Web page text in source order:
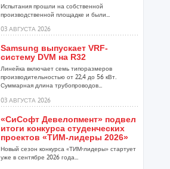
Испытания прошли на собственной
производственной площадке и были...
03 АВГУСТА 2026
Samsung выпускает VRF-
систему DVM на R32
Линейка включает семь типоразмеров
производительностью от 22,4 до 56 кВт.
Суммарная длина трубопроводов...
03 АВГУСТА 2026
«СиСофт Девелопмент» подвел
итоги конкурса студенческих
проектов «ТИМ-лидеры 2026»
Новый сезон конкурса «ТИМ-лидеры» стартует
уже в сентябре 2026 года...